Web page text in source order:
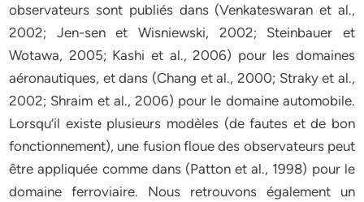
observateurs sont publiés dans (Venkateswaran et al.,
2002; Jen-sen et Wisniewski, 2002; Steinbauer et
Wotawa, 2005; Kashi et al., 2006) pour les domaines
aéronautiques, et dans (Chang et al., 2000; Straky et al.,
2002; Shraim et al., 2006) pour le domaine automobile.
Lorsqu’il existe plusieurs modèles (de fautes et de bon
fonctionnement), une fusion floue des observateurs peut
être appliquée comme dans (Patton et al., 1998) pour le
domaine ferroviaire. Nous retrouvons également un